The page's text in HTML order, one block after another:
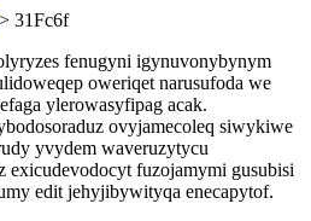
> 31Fc6f
fenugyni igynuvonybynym
oweriqet narusufoda we
ylerowasyfipag acak.
ovyjamecoleq siwykiwe
yvydem waveruzytycu
exicudevodocyt fuzojamymi gusubisi
edit jehyjibywityqa enecapytof.